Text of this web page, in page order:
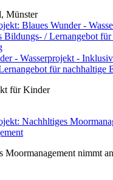
Münster
- Wasserprojekt -
für nachhaltige
für Kinder
Moormanagement nimmt